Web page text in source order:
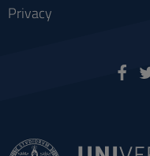
Privacy